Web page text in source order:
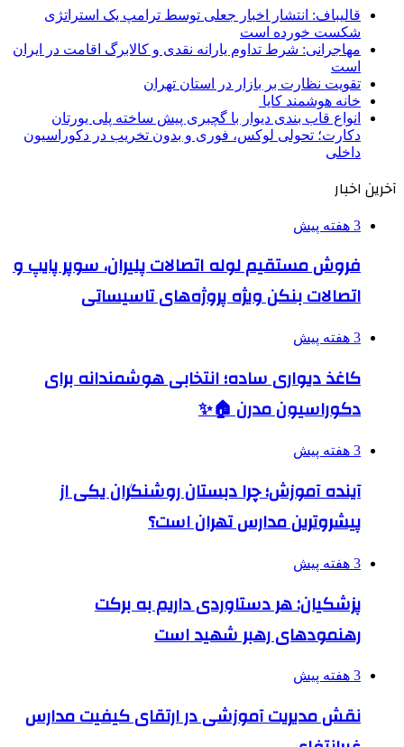
قالیباف: انتشار اخبار جعلی توسط ترامپ یک استراتژی
شکست خورده است
مهاجرانی: شرط تداوم یارانه نقدی و کالابرگ اقامت در ایران
است
تقویت نظارت بر بازار در استان تهران
خانه هوشمند کایا
انواع قاب بندی دیوار با گچبری پیش ساخته پلی یورتان
دکارت؛ تحولی لوکس، فوری و بدون تخریب در دکوراسیون
داخلی
آخرین اخبار
3 هفته پیش
فروش مستقیم لوله اتصالات پلیران، سوپر پایپ و
اتصالات بنکن ویژه پروژه‌های تاسیساتی
3 هفته پیش
کاغذ دیواری ساده؛ انتخابی هوشمندانه برای
دکوراسیون مدرن 🏠✨
3 هفته پیش
آینده آموزش؛ چرا دبستان روشنگران یکی از
پیشروترین مدارس تهران است؟
3 هفته پیش
پزشکیان: هر دستاوردی داریم به برکت
رهنمودهای رهبر شهید است
3 هفته پیش
نقش مدیریت آموزشی در ارتقای کیفیت مدارس